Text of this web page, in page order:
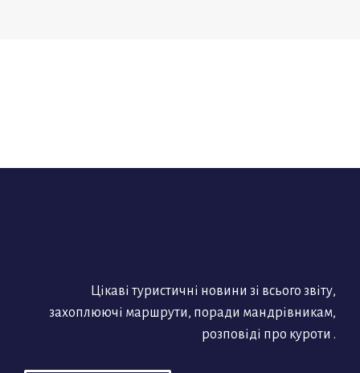
Цікаві туристичні новини зі всього звіту,
захоплюючі маршрути, поради мандрівникам,
розповіді про куроти .